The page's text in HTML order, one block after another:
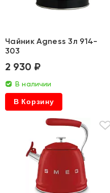
Чайник Agness 3л 914-
303
2 930 ₽
В наличии
В Корзину